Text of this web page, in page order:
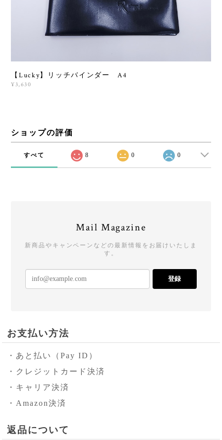
【Lucky】リッチバインダー A4
¥3,630
ショップの評価
すべて 8 0 0
Mail Magazine
新商品やキャンペーンなどの最新情報をお届けいたしま
す。
登録
お支払い方法
・あと払い（Pay ID）
・クレジットカード決済
・キャリア決済
・Amazon決済
返品について